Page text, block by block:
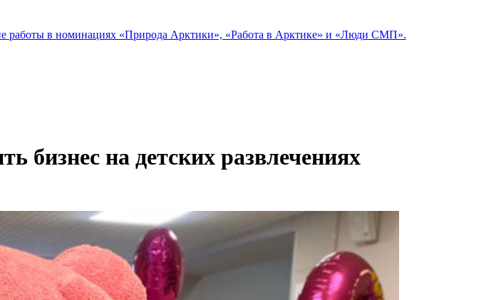
работы в номинациях «Природа Арктики», «Работа в Арктике» и «Люди СМП».
бизнес на детских развлечениях